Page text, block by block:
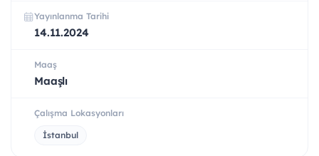
Yayınlanma Tarihi
14.11.2024
Maaş
Maaşlı
Çalışma Lokasyonları
İstanbul